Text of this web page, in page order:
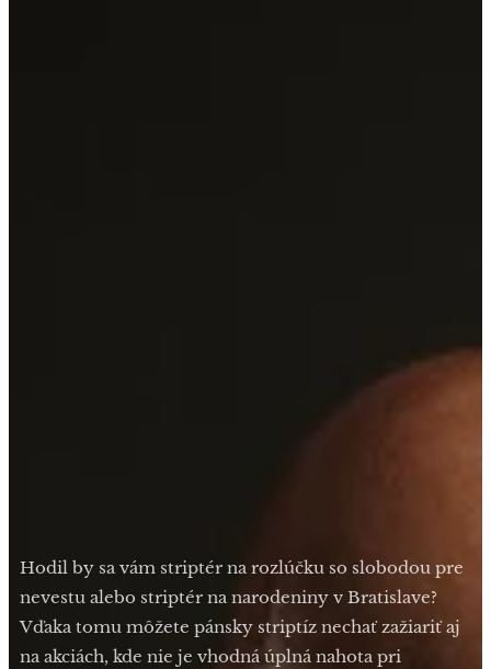
Hodil by sa vám striptér na rozlúčku so slobodou pre
nevestu alebo striptér na narodeniny v Bratislave?
Vďaka tomu môžete pánsky striptíz nechať zažiariť aj
na akciách, kde nie je vhodná úplná nahota pri